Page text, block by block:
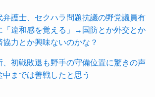
弁護士、セクハラ問題抗議の野党議員有
「違和感を覚える」→国防とか外交とか
協力とか興味ないのかな？
、初戦敗退も野手の守備位置に驚きの声
までは善戦したと思う